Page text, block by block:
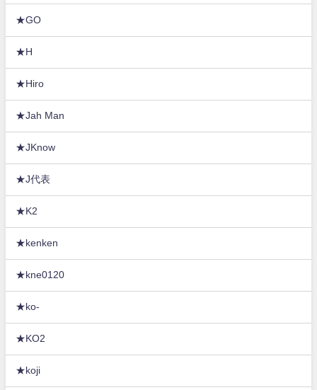
★GO
★H
★Hiro
★Jah Man
★JKnow
★J代表
★K2
★kenken
★kne0120
★ko-
★KO2
★koji